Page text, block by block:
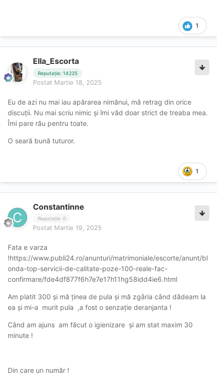
1
Ella_Escorta
Reputație: 14225
Postat Martie 18, 2025
Eu de azi nu mai iau apărarea nimănui, mă retrag din orice
discuții. Nu mai scriu nimic și îmi văd doar strict de treaba mea.
Îmi pare rău pentru toate.
O seară bună tuturor.
1
Constantinne
Reputație: 0
Postat Martie 19, 2025
Fata e varza
!https://www.publi24.ro/anunturi/matrimoniale/escorte/anunt/bl
onda-top-servicii-de-calitate-poze-100-reale-fac-
confirmare/fde4df877f6h7e7e17h11hg58idd4ie6.html
Am platit 300 și mă ținea de pula și mă zgâria când dădeam la
ea și mi-a murit pula ,a fost o senzație deranjanta !
Când am ajuns am făcut o igienizare și am stat maxim 30
minute !
Din care un număr !